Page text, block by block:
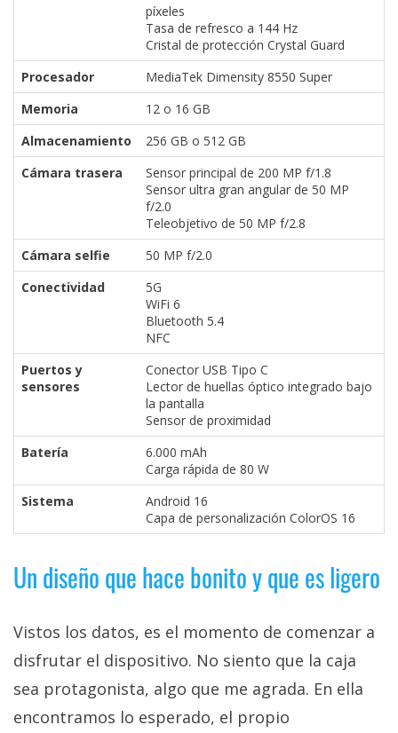
píxeles
Tasa de refresco a 144 Hz
Cristal de protección Crystal Guard
Procesador
MediaTek Dimensity 8550 Super
Memoria
12 o 16 GB
Almacenamiento
256 GB o 512 GB
Cámara trasera
Sensor principal de 200 MP f/1.8
Sensor ultra gran angular de 50 MP
f/2.0
Teleobjetivo de 50 MP f/2.8
Cámara selfie
50 MP f/2.0
Conectividad
5G
WiFi 6
Bluetooth 5.4
NFC
Puertos y
sensores
Conector USB Tipo C
Lector de huellas óptico integrado bajo
la pantalla
Sensor de proximidad
Batería
6.000 mAh
Carga rápida de 80 W
Sistema
Android 16
Capa de personalización ColorOS 16
Un diseño que hace bonito y que es ligero
Vistos los datos, es el momento de comenzar a
disfrutar el dispositivo. No siento que la caja
sea protagonista, algo que me agrada. En ella
encontramos lo esperado, el propio